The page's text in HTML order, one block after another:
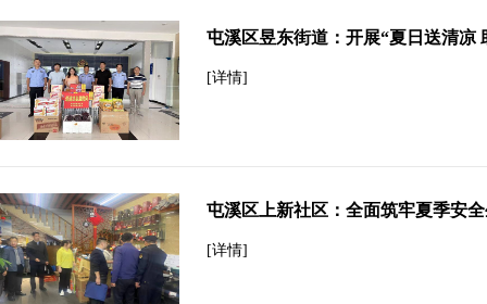
屯溪区昱东街道：开展“夏日送清凉
[详情]
屯溪区上新社区：全面筑牢夏季安
[详情]